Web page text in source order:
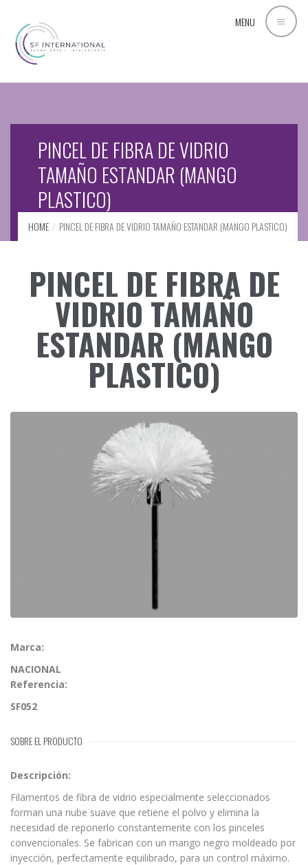
MENU
PINCEL DE FIBRA DE VIDRIO
TAMAÑO ESTANDAR (MANGO
PLASTICO)
HOME PINCEL DE FIBRA DE VIDRIO TAMAÑO ESTANDAR (MANGO PLASTICO)
PINCEL DE FIBRA DE
VIDRIO TAMAÑO
ESTANDAR (MANGO
PLASTICO)
Marca:
NACIONAL
Referencia:
SF052
SOBRE EL PRODUCTO
Descripción:
Filamentos de fibra de vidrio especialmente seleccionados
forman una nube suave que retiene el polvo y elimina la
necesidad de reponerlo constantemente con los pinceles
convencionales. Se fabrican con un mango negro moldeado por
inyección, perfectamente equilibrado, para un control máximo.